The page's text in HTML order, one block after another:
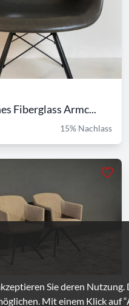
Fiberglass Armc...
15% Nachlass
Sie deren
Mit einem Klick auf